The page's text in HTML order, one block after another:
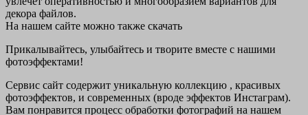
декора файлов.
На нашем сайте можно также скачать
Прикалывайтесь, улыбайтесь и творите вместе с нашими
фотоэффектами!
Сервис сайт содержит уникальную коллекцию , красивых
фотоэффектов, и современных (вроде эффектов Инстаграм).
Вам понравится процесс обработки фотографий на нашем